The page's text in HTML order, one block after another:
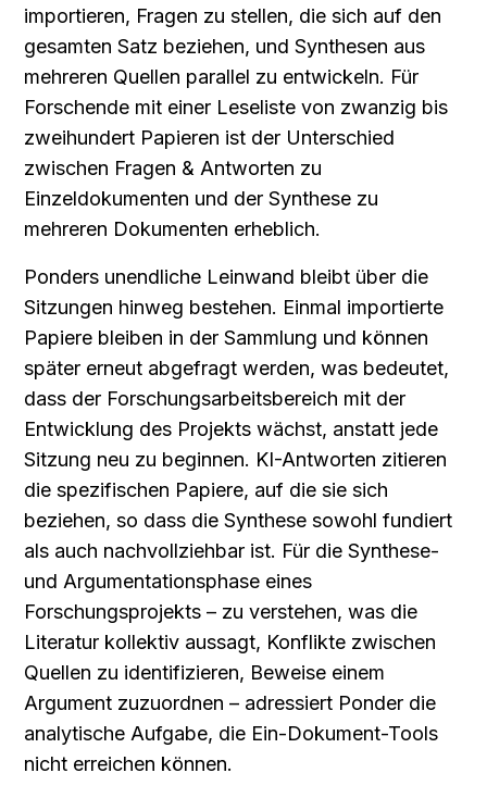
importieren, Fragen zu stellen, die sich auf den
gesamten Satz beziehen, und Synthesen aus
mehreren Quellen parallel zu entwickeln. Für
Forschende mit einer Leseliste von zwanzig bis
zweihundert Papieren ist der Unterschied
zwischen Fragen & Antworten zu
Einzeldokumenten und der Synthese zu
mehreren Dokumenten erheblich.
Ponders unendliche Leinwand bleibt über die
Sitzungen hinweg bestehen. Einmal importierte
Papiere bleiben in der Sammlung und können
später erneut abgefragt werden, was bedeutet,
dass der Forschungsarbeitsbereich mit der
Entwicklung des Projekts wächst, anstatt jede
Sitzung neu zu beginnen. KI-Antworten zitieren
die spezifischen Papiere, auf die sie sich
beziehen, so dass die Synthese sowohl fundiert
als auch nachvollziehbar ist. Für die Synthese-
und Argumentationsphase eines
Forschungsprojekts – zu verstehen, was die
Literatur kollektiv aussagt, Konflikte zwischen
Quellen zu identifizieren, Beweise einem
Argument zuzuordnen – adressiert Ponder die
analytische Aufgabe, die Ein-Dokument-Tools
nicht erreichen können.